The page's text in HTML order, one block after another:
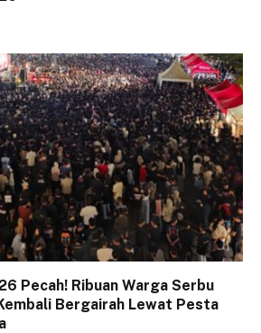
Pecah! Ribuan Warga Serbu
Bergairah Lewat Pesta